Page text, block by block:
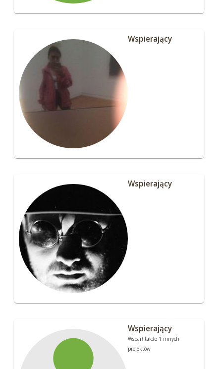
Wspierający
Wspierający
Wspierający
Wsparł także 1 innych
projektów